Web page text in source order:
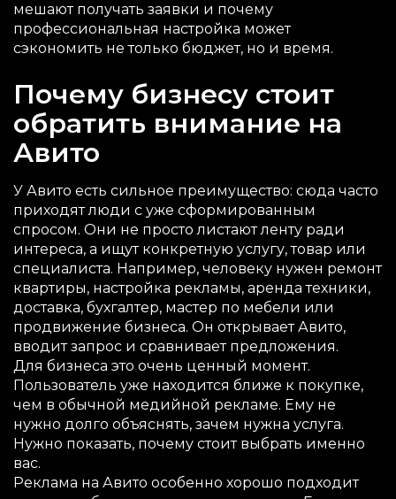
мешают получать заявки и почему
профессиональная настройка может
сэкономить не только бюджет, но и время.
Почему бизнесу стоит
обратить внимание на
Авито
У Авито есть сильное преимущество: сюда часто
приходят люди с уже сформированным
спросом. Они не просто листают ленту ради
интереса, а ищут конкретную услугу, товар или
специалиста. Например, человеку нужен ремонт
квартиры, настройка рекламы, аренда техники,
доставка, бухгалтер, мастер по мебели или
продвижение бизнеса. Он открывает Авито,
вводит запрос и сравнивает предложения.
Для бизнеса это очень ценный момент.
Пользователь уже находится ближе к покупке,
чем в обычной медийной рекламе. Ему не
нужно долго объяснять, зачем нужна услуга.
Нужно показать, почему стоит выбрать именно
вас.
Реклама на Авито особенно хорошо подходит